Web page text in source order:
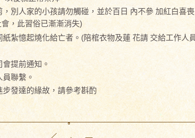
別人家的小孩請勿觸碰，並於百日 內不參 加紅白喜
，此習俗已漸漸消失)
紮憶起燒化給亡者。(陪棺衣物及蓮 花請 交給工作人
提前通知。
聯繫。
發達的緣故，請參考斟酌